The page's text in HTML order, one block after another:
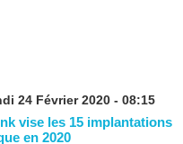
24 Février 2020 - 08:15
vise les 15 implantations
en 2020